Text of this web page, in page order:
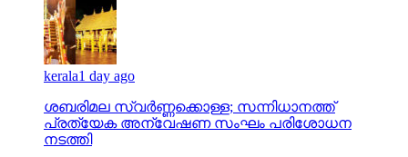
kerala1 day ago
ശബരിമല സ്വര്‍ണ്ണക്കൊള്ള; സന്നിധാനത്ത്
പ്രത്യേക അന്വേഷണ സംഘം പരിശോധന
നടത്തി